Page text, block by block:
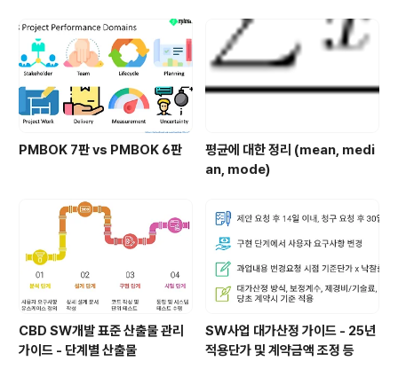
PMBOK 7판 vs PMBOK 6판
평균에 대한 정리 (mean, medi
an, mode)
CBD SW개발 표준 산출물 관리
가이드 - 단계별 산출물
SW사업 대가산정 가이드 - 25년
적용단가 및 계약금액 조정 등